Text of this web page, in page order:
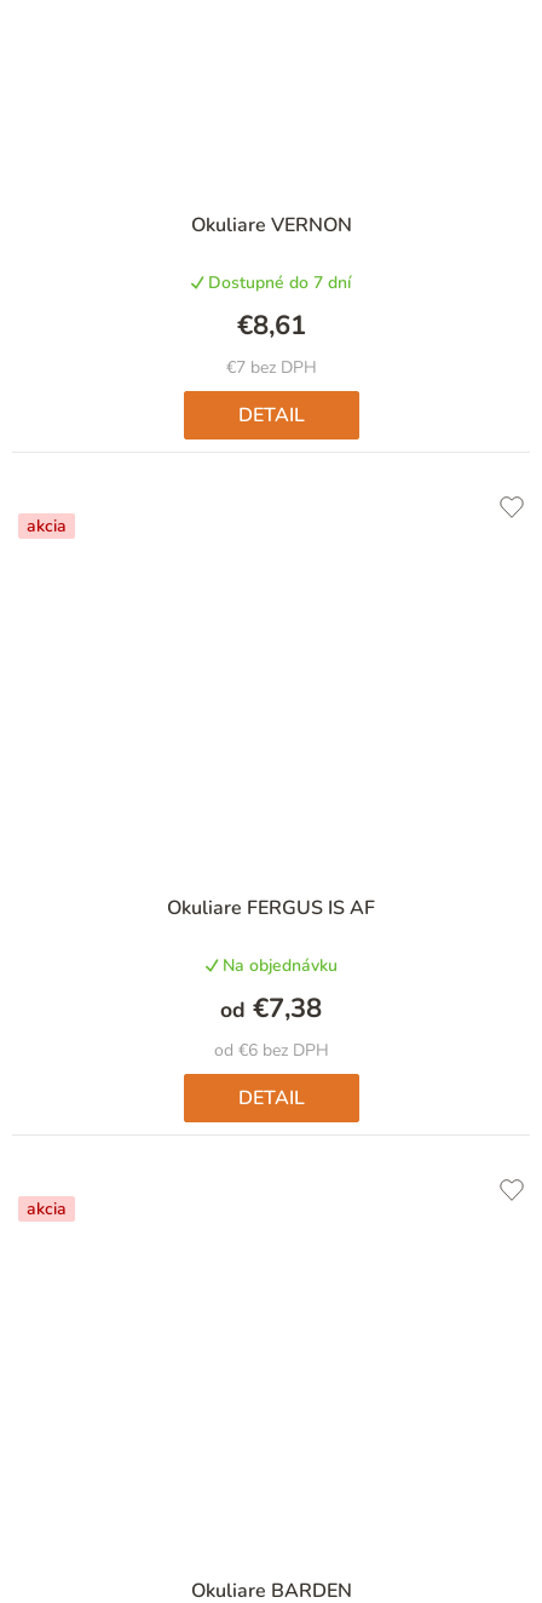
Okuliare VERNON
Dostupné do 7 dní
€7 bez DPH
€8,61
DETAIL
akcia
Okuliare FERGUS IS AF
Na objednávku
od €6 bez DPH
od €7,38
DETAIL
akcia
Okuliare BARDEN